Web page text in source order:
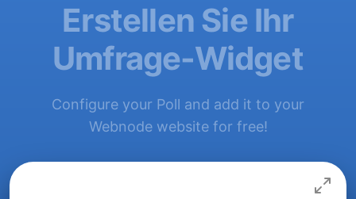
Erstellen Sie Ihr
Umfrage-Widget
Configure your Poll and add it to your
Webnode website for free!